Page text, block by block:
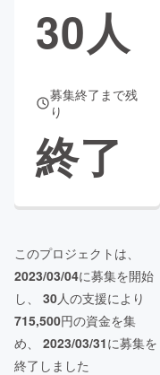
30人
募集終了まで残
り
終了
このプロジェクトは、
2023/03/04に募集を開始
し、 30人の支援により
715,500円の資金を集
め、 2023/03/31に募集を
終了しました